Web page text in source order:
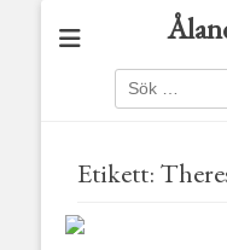
Sök
efter:
Etikett: